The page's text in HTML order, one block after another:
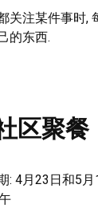
关注某件事时,
的东西.
区聚餐
: 4月23日和5